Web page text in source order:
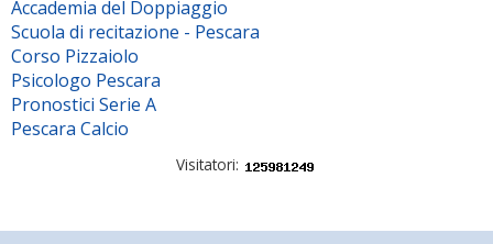
Accademia del Doppiaggio
Scuola di recitazione - Pescara
Corso Pizzaiolo
Psicologo Pescara
Pronostici Serie A
Pescara Calcio
Visitatori: